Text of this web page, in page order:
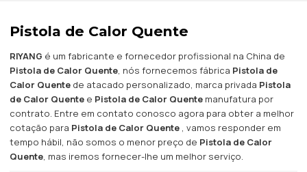
Pistola de Calor Quente
RIYANG é um fabricante e fornecedor profissional na China de
Pistola de Calor Quente, nós fornecemos fábrica Pistola de
Calor Quente de atacado personalizado, marca privada Pistola
de Calor Quente e Pistola de Calor Quente manufatura por
contrato. Entre em contato conosco agora para obter a melhor
cotação para Pistola de Calor Quente , vamos responder em
tempo hábil, não somos o menor preço de Pistola de Calor
Quente, mas iremos fornecer-lhe um melhor serviço.